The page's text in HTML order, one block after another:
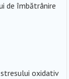
de îmbătrânire
oxidativ